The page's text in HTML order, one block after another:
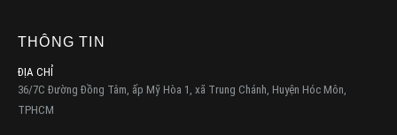
THÔNG TIN
ĐỊA CHỈ
36/7C Đường Đồng Tâm, ấp Mỹ Hòa 1, xã Trung Chánh, Huyện Hóc Môn,
TPHCM